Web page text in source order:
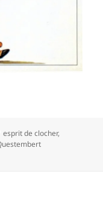
back
Mots-
clés
esprit de clocher,